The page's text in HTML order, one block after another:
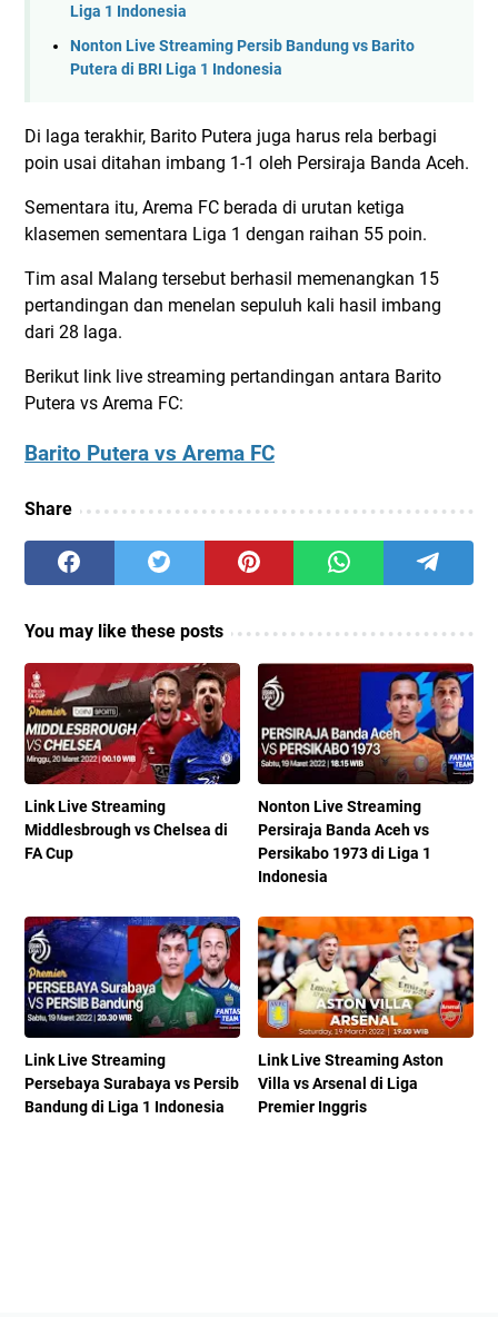
Liga 1 Indonesia
Nonton Live Streaming Persib Bandung vs Barito
Putera di BRI Liga 1 Indonesia
Di laga terakhir, Barito Putera juga harus rela berbagi
poin usai ditahan imbang 1-1 oleh Persiraja Banda Aceh.
Sementara itu, Arema FC berada di urutan ketiga
klasemen sementara Liga 1 dengan raihan 55 poin.
Tim asal Malang tersebut berhasil memenangkan 15
pertandingan dan menelan sepuluh kali hasil imbang
dari 28 laga.
Berikut link live streaming pertandingan antara Barito
Putera vs Arema FC:
Barito Putera vs Arema FC
Share
You may like these posts
Link Live Streaming
Middlesbrough vs Chelsea di
FA Cup
Nonton Live Streaming
Persiraja Banda Aceh vs
Persikabo 1973 di Liga 1
Indonesia
Link Live Streaming
Persebaya Surabaya vs Persib
Bandung di Liga 1 Indonesia
Link Live Streaming Aston
Villa vs Arsenal di Liga
Premier Inggris